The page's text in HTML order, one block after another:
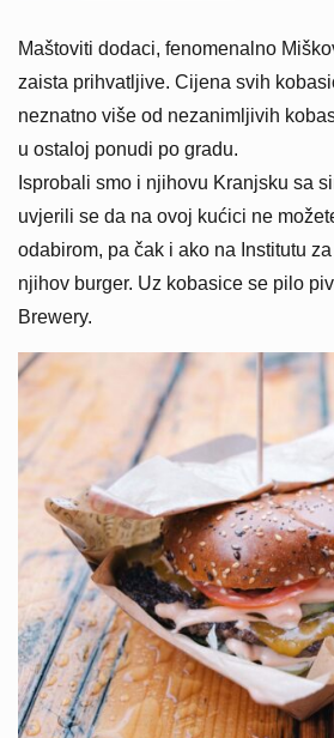
Maštoviti dodaci, fenomenalno
zaista prihvatljive. Cijena svih
neznatno više od nezanimljivih
u ostaloj ponudi po gradu.
Isprobali smo i njihovu Kranjsku sa
uvjerili se da na ovoj kućici ne
odabirom, pa čak i ako na Institutu
njihov burger. Uz kobasice se pilo
Brewery.